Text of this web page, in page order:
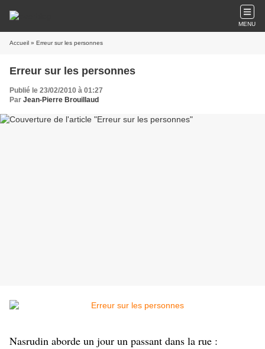
MENU
Accueil » Erreur sur les personnes
Erreur sur les personnes
Publié le 23/02/2010 à 01:27
Par Jean-Pierre Brouillaud
Nasrudin aborde un jour un passant dans la rue :